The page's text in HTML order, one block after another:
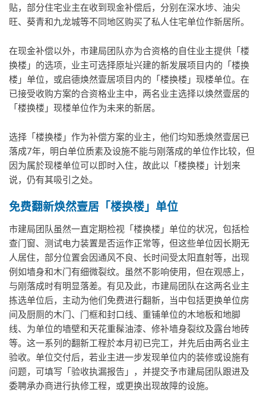
贴，部分住宅业主在收到现金补偿后，分别在深水埗、油尖
旺、葵青和九龙城等不同地区购买了私人住宅单位作新居所。
在现金补偿以外，市建局团队亦为合资格的自住业主提供「楼
换楼」的选项，业主可选择原址兴建的新发展项目内的「楼换
楼」单位，或启德焕然壹居项目内的「楼换楼」现楼单位。在
已接受收购方案的合资格业主中，两名业主选择以焕然壹居的
「楼换楼」现楼单位作为未来的新居。
选择「楼换楼」作为补偿方案的业主，他们均知悉焕然壹居已
落成7年，明白单位质素及设施不能与刚落成的单位作比较，但
因为属於现楼单位可以即时入住，故此以「楼换楼」计划来
说，仍有其吸引之处。
免费翻新焕然壹居「楼换楼」单位
市建局团队虽然一直定期检视「楼换楼」单位的状况，包括检
查门窗、测试电力装置是否运作正常等，但这些单位因长期无
人居住，部分位置会因通风不良、长时间受太阳直射等，出现
例如墙身和木门有细微裂纹。虽然不影响使用，但在观感上，
与刚落成时有明显落差。有见及此，市建局团队在这两名业主
拣选单位后，主动为他们免费进行翻新，当中包括更换单位房
间及厨厕的木门、门框和封口线、重铺单位的木地板和地脚
线、为单位的墙壁和天花重髹油漆、修补墙身裂纹及露台地砖
等。这一系列的翻新工程於本月初已完工，并先后由两名业主
验收。单位交付后，若业主进一步发现单位内的装修或设施有
问题，可填写「验收执漏报告」，并提交予市建局团队跟进及
委聘承办商进行执修工程，或更换出现故障的设施。